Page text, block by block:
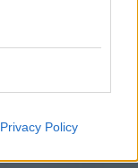
Privacy Policy